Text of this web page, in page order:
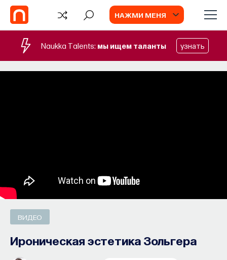
НАЖМИ МЕНЯ
Naukka Talents: мы ищем таланты узнать
ВИДЕО
Ироническая эстетика Зольгера
БЛОГ